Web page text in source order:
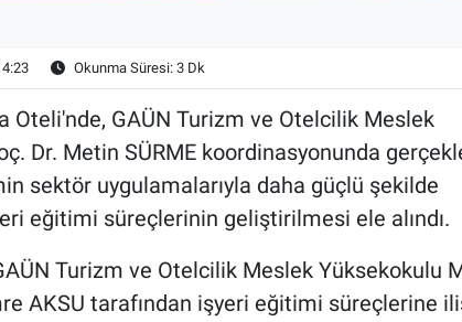
Okunma Süresi: 3 Dk
Oteli'nde, GAÜN Turizm ve Otelcilik Meslek
Dr. Metin SÜRME koordinasyonunda
sektör uygulamalarıyla daha güçlü şekilde
eğitimi süreçlerinin geliştirilmesi ele alındı.
GAÜN Turizm ve Otelcilik Meslek Yüksekokulu
AKSU tarafından işyeri eğitimi süreçlerine